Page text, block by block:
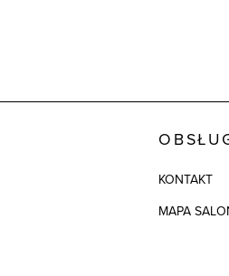
KONTAKT
MAPA